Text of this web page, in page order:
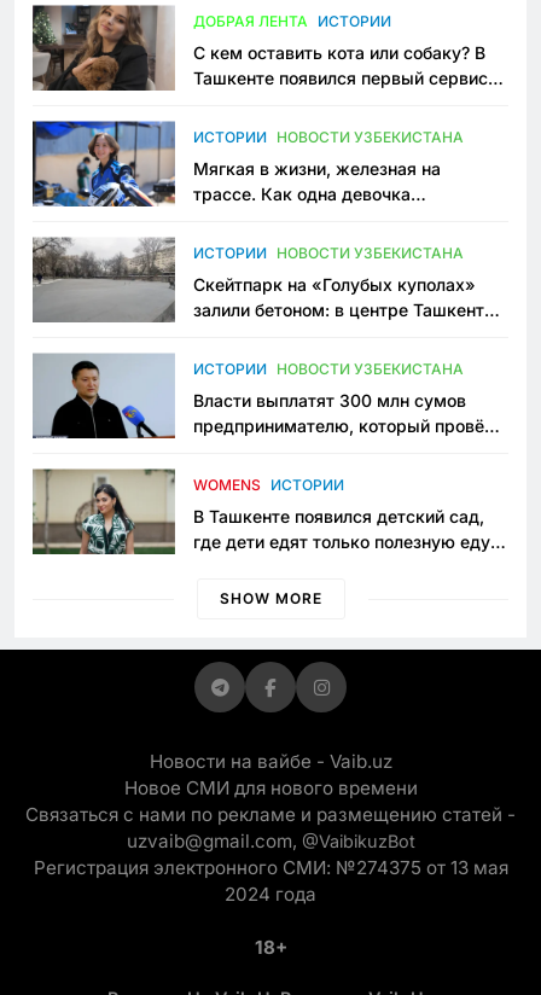
ДОБРАЯ ЛЕНТА ИСТОРИИ
С кем оставить кота или собаку? В
Ташкенте появился первый сервис
ИСТОРИИ НОВОСТИ УЗБЕКИСТАНА
Мягкая в жизни, железная на
трассе. Как одна девочка
Узбекистане
ИСТОРИИ НОВОСТИ УЗБЕКИСТАНА
Скейтпарк на «Голубых куполах»
залили бетоном: в центре Ташкента
пространство
ИСТОРИИ НОВОСТИ УЗБЕКИСТАНА
Власти выплатят 300 млн сумов
предпринимателю, который провёл
приговору
WOMENS ИСТОРИИ
В Ташкенте появился детский сад,
где дети едят только полезную еду.
просить «кашу без сахара»
SHOW MORE
Новости на вайбе - Vaib.uz
Новое СМИ для нового времени
Связаться с нами по рекламе и размещению статей -
uzvaib@gmail.com, @VaibikuzBot
Регистрация электронного СМИ: №274375 от 13 мая
2024 года
18+